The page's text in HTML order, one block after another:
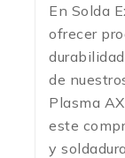
En Solda
ofrecer
de
Plasma
este
y